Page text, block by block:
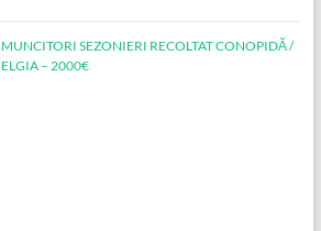
MUNCITORI SEZONIERI RECOLTAT CONOPIDĂ /
– 2000€